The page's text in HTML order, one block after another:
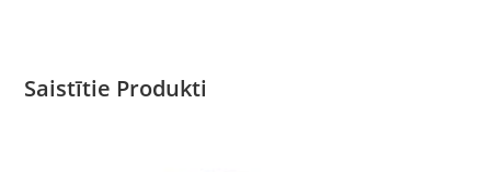
Saistītie Produkti